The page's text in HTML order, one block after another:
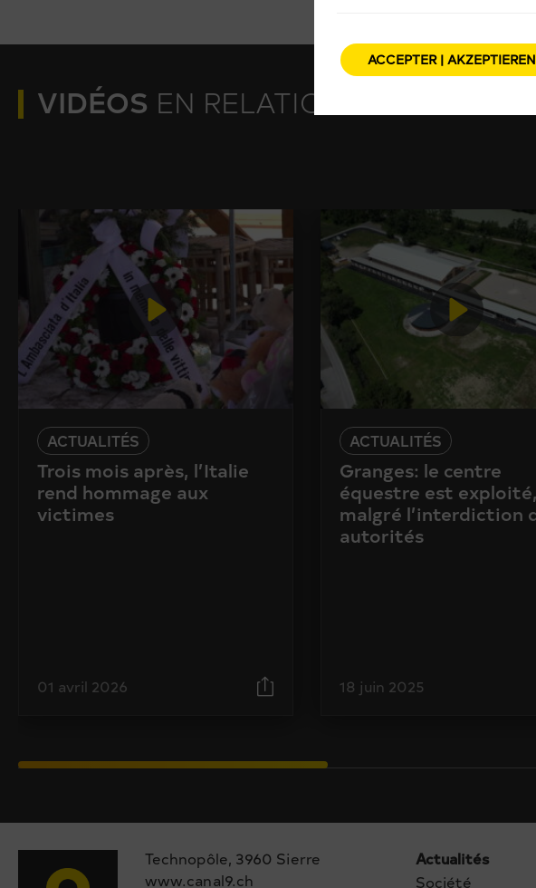
VIDÉOS EN RELATION
ACTUALITÉS
Trois mois après, l’Italie
rend hommage aux
victimes
01 avril 2026
ACTUALITÉS
Granges: le centre
équestre est exploité,
malgré l’interdiction
autorités
18 juin 2025
Technopôle, 3960 Sierre
www.canal9.ch
Actualités
Société
ACCEPTER | AKZEPTIEREN